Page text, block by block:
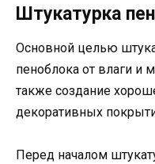
Штукатурка
Основной целью
пеноблока от влаги и
также создание
декоративных
Перед началом